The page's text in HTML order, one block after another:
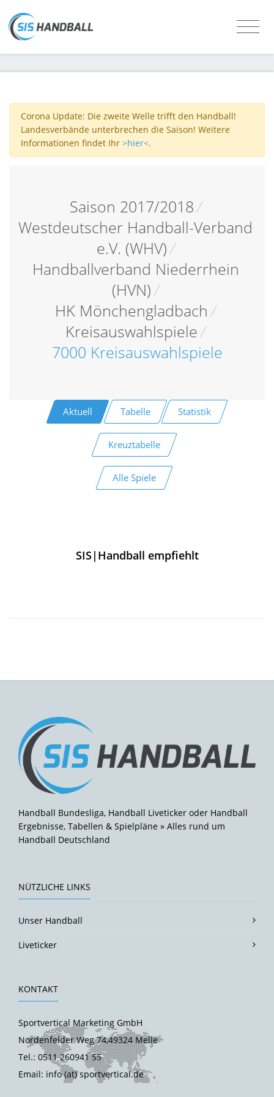
Corona Update: Die zweite Welle trifft den Handball!
Landesverbände unterbrechen die Saison! Weitere
Informationen findet Ihr >hier<.
Saison 2017/2018/
Westdeutscher Handball-Verband
e.V. (WHV)/
Handballverband Niederrhein
(HVN)/
HK Mönchengladbach /
Kreisauswahlspiele/
7000 Kreisauswahlspiele
Aktuell Tabelle Statistik
Kreuztabelle
Alle Spiele
SIS|Handball empfiehlt
Handball Bundesliga, Handball Liveticker oder Handball
Ergebnisse, Tabellen & Spielpläne » Alles rund um
Handball Deutschland
NÜTZLICHE LINKS
Unser Handball
Liveticker
KONTAKT
Sportvertical Marketing GmbH
Nordenfelder Weg 74,49324 Melle
Tel.: 0511 260941 55
Email: info (at) sportvertical.de